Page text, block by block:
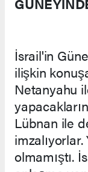
İsrail'in
ilişkin
Netanyahu
Lübnan ile
olmamıştı.